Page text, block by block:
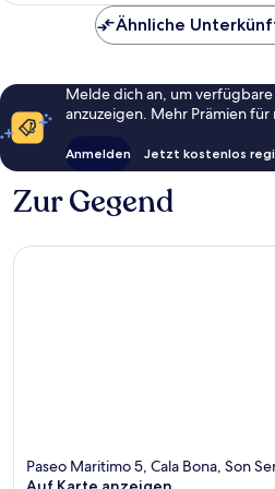
Bewertungen
Ähnliche
Melde dich an, um
anzuzeigen. Mehr Prämien
Anmelden Jetzt kostenlos
Zur Gegend
Paseo Maritimo 5, Cala Bona, Son